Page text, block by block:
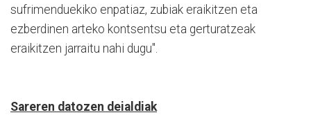
sufrimenduekiko enpatiaz, zubiak eraikitzen eta
ezberdinen arteko kontsentsu eta gerturatzeak
eraikitzen jarraitu nahi dugu".
Sareren datozen deialdiak